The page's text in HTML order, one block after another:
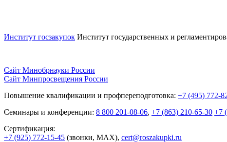
Институт госзакупок Институт государственных и
Сайт Минобрнауки России
Сайт Минпросвещения России
Повышение квалификации и профпереподготовка: +7 (495) 772-
Семинары и конференции: 8 800 201-08-06, +7 (863) 210-65-30 +7
Сертификация:
+7 (925) 772-15-45 (звонки, MAX), cert@roszakupki.ru